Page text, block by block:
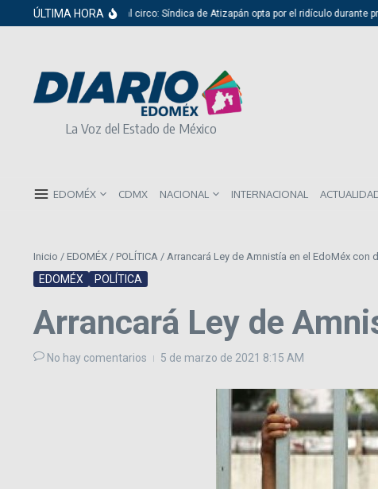
Saltar al contenido
ÚLTIMA HORA
Del cabildo al circo: Síndica de Atizapán opta por el ridículo durante
La Voz del Estado de México
EDOMÉX CDMX NACIONAL INTERNACIONAL
Inicio / EDOMÉX / POLÍTICA / Arrancará Ley de Amnistía en el EdoMéx con
EDOMÉX POLÍTICA
Arrancará Ley de
No hay comentarios 5 de marzo de 2021 8:15 AM